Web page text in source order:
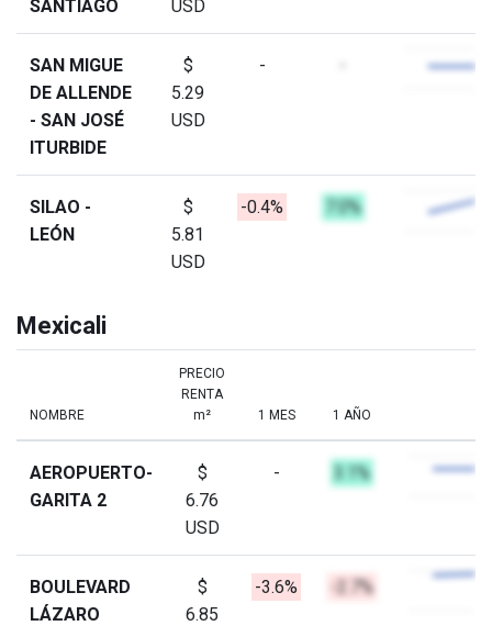
SANTIAGO
USD
SAN MIGUE
DE ALLENDE
- SAN JOSÉ
ITURBIDE
$
5.29
USD
-
SILAO -
LEÓN
$
5.81
USD
-0.4% 7.0%
Mexicali
NOMBRE
PRECIO
RENTA
m²
1 MES 1 AÑO
AEROPUERTO-
GARITA 2
$
6.76
USD
- 3.1%
BOULEVARD
LÁZARO
$
6.85
-3.6% -2.7%